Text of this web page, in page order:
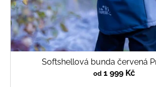
Softshellová bunda červená
od 1 999 Kč